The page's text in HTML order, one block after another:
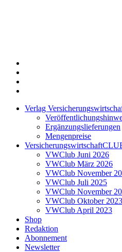
Verlag
Ergänzungslieferungen
Mengenpreise
VWClub Juni 2026
VWClub März 2026
VWClub November
VWClub Juli 2025
VWClub November
VWClub Oktober 2023
VWClub April 2023
Shop
Redaktion
Abonnement
Newsletter